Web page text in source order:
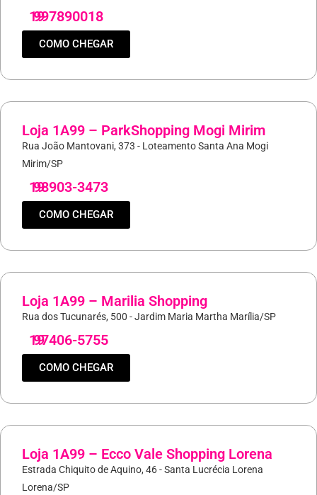
19
997890018
COMO CHEGAR
Loja 1A99 – ParkShopping Mogi Mirim
Rua João Mantovani, 373 - Loteamento Santa Ana Mogi
Mirim/SP
19
98903-3473
COMO CHEGAR
Loja 1A99 – Marilia Shopping
Rua dos Tucunarés, 500 - Jardim Maria Martha Marília/SP
19
97406-5755
COMO CHEGAR
Loja 1A99 – Ecco Vale Shopping Lorena
Estrada Chiquito de Aquino, 46 - Santa Lucrécia Lorena
Lorena/SP